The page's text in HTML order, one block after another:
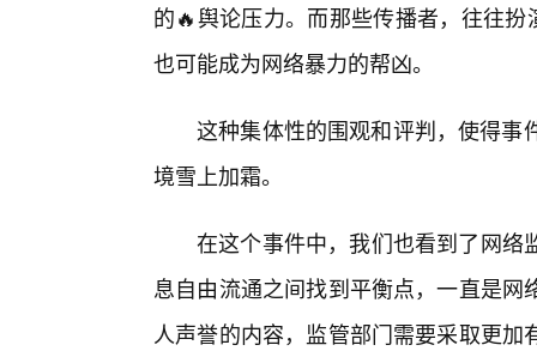
的🔥舆论压力。而那些传播者，往往
也可能成为网络暴力的帮凶。
这种集体性的围观和评判，使得事
境雪上加霜。
在这个事件中，我们也看到了网络
息自由流通之间找到平衡点，一直是
人声誉的内容，监管部门需要采取更